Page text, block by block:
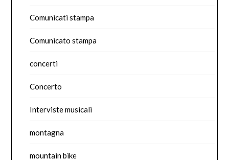
Comunicati stampa
Comunicato stampa
concerti
Concerto
Interviste musicali
montagna
mountain bike